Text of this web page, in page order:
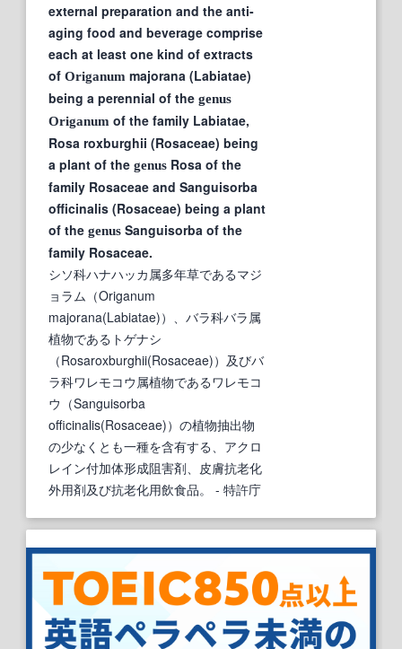
external preparation and the anti-
aging food and beverage comprise
each at least one kind of extracts
of Origanum majorana (Labiatae)
being a perennial of the genus
Origanum of the family Labiatae,
Rosa roxburghii (Rosaceae) being
a plant of the genus Rosa of the
family Rosaceae and Sanguisorba
officinalis (Rosaceae) being a plant
of the genus Sanguisorba of the
family Rosaceae.
シソ科ハナハッカ属多年草であるマジ
ョラム（Origanum
majorana(Labiatae)）、バラ科バラ属
植物であるトゲナシ
（Rosaroxburghii(Rosaceae)）及びバ
ラ科ワレモコウ属植物であるワレモコ
ウ（Sanguisorba
officinalis(Rosaceae)）の植物抽出物
の少なくとも一種を含有する、アクロ
レイン付加体形成阻害剤、皮膚抗老化
外用剤及び抗老化用飲食品。
- 特許庁